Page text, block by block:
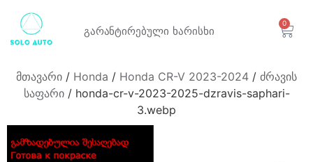
გარანტირებული ხარისხი
0
მთავარი / Honda / Honda CR-V 2023-2024 / ძრავის
საფარი/ honda-cr-v-2023-2025-dzravis-saphari-
3.webp